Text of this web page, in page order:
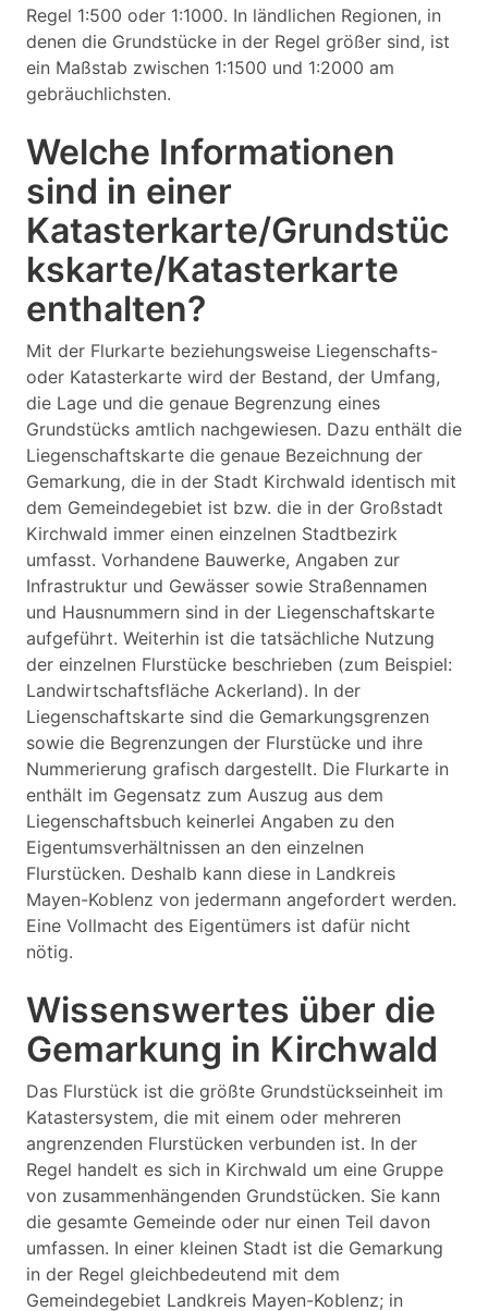
Regel 1:500 oder 1:1000. In ländlichen Regionen, in
denen die Grundstücke in der Regel größer sind, ist
ein Maßstab zwischen 1:1500 und 1:2000 am
gebräuchlichsten.
Welche Informationen
sind in einer
Katasterkarte/Grundstüc
kskarte/Katasterkarte
enthalten?
Mit der Flurkarte beziehungsweise Liegenschafts-
oder Katasterkarte wird der Bestand, der Umfang,
die Lage und die genaue Begrenzung eines
Grundstücks amtlich nachgewiesen. Dazu enthält die
Liegenschaftskarte die genaue Bezeichnung der
Gemarkung, die in der Stadt Kirchwald identisch mit
dem Gemeindegebiet ist bzw. die in der Großstadt
Kirchwald immer einen einzelnen Stadtbezirk
umfasst. Vorhandene Bauwerke, Angaben zur
Infrastruktur und Gewässer sowie Straßennamen
und Hausnummern sind in der Liegenschaftskarte
aufgeführt. Weiterhin ist die tatsächliche Nutzung
der einzelnen Flurstücke beschrieben (zum Beispiel:
Landwirtschaftsfläche Ackerland). In der
Liegenschaftskarte sind die Gemarkungsgrenzen
sowie die Begrenzungen der Flurstücke und ihre
Nummerierung grafisch dargestellt. Die Flurkarte in
enthält im Gegensatz zum Auszug aus dem
Liegenschaftsbuch keinerlei Angaben zu den
Eigentumsverhältnissen an den einzelnen
Flurstücken. Deshalb kann diese in Landkreis
Mayen-Koblenz von jedermann angefordert werden.
Eine Vollmacht des Eigentümers ist dafür nicht
nötig.
Wissenswertes über die
Gemarkung in Kirchwald
Das Flurstück ist die größte Grundstückseinheit im
Katastersystem, die mit einem oder mehreren
angrenzenden Flurstücken verbunden ist. In der
Regel handelt es sich in Kirchwald um eine Gruppe
von zusammenhängenden Grundstücken. Sie kann
die gesamte Gemeinde oder nur einen Teil davon
umfassen. In einer kleinen Stadt ist die Gemarkung
in der Regel gleichbedeutend mit dem
Gemeindegebiet Landkreis Mayen-Koblenz; in